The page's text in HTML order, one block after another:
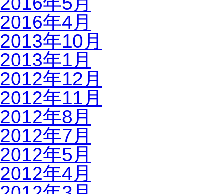
2016年4月
2013年10月
2013年1月
2012年12月
2012年11月
2012年8月
2012年7月
2012年5月
2012年4月